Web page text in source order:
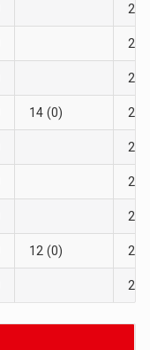
24
24
26
14 (0) 26
26
26
26
12 (0) 26
26